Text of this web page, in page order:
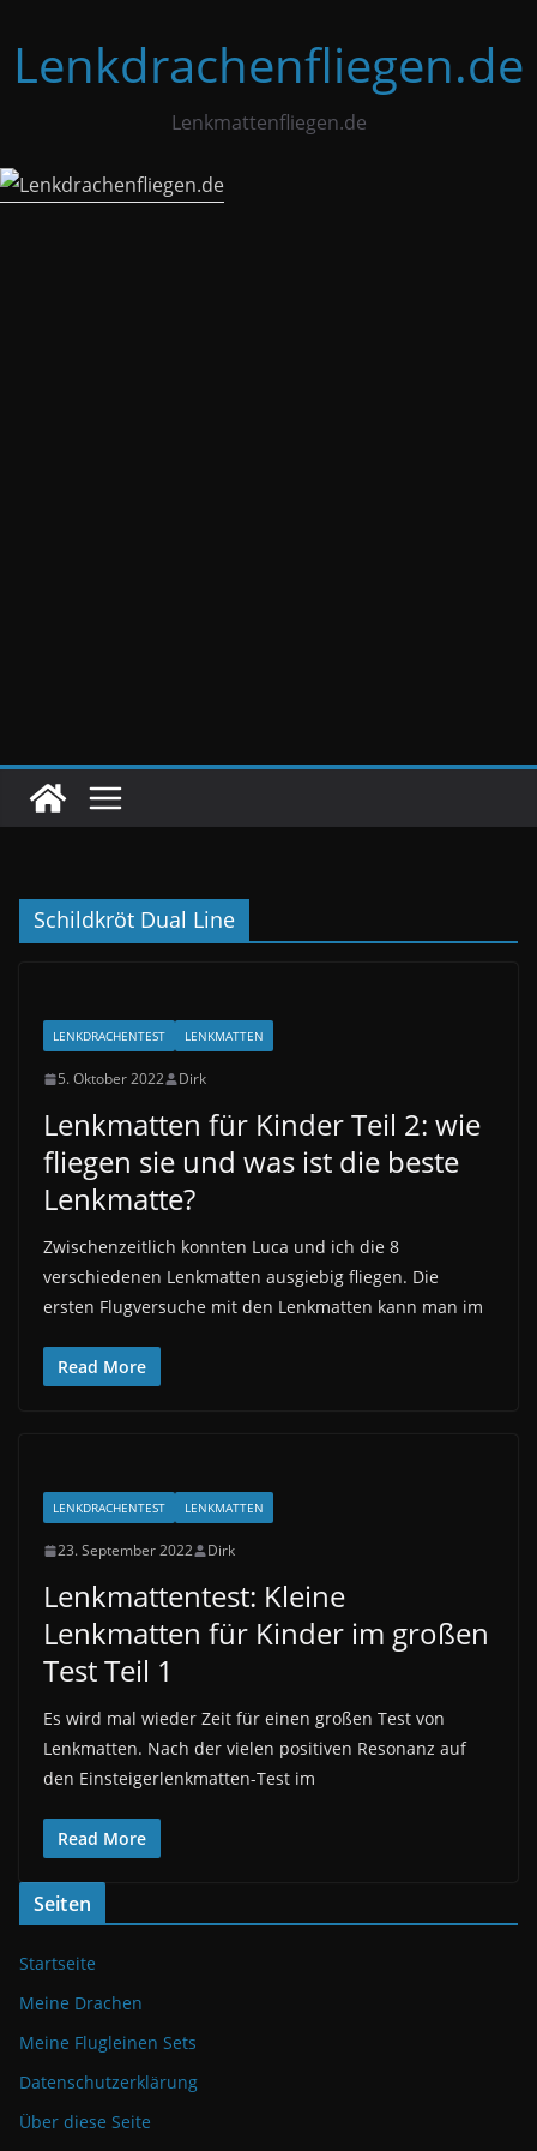
Inhalt
springen
Lenkdrachenfliegen.de
Lenkmattenfliegen.de
Schildkröt Dual Line
LENKDRACHENTEST LENKMATTEN
5. Oktober 2022 Dirk
Lenkmatten für Kinder Teil 2: wie
fliegen sie und was ist die beste
Lenkmatte?
Zwischenzeitlich konnten Luca und ich die 8
verschiedenen Lenkmatten ausgiebig fliegen. Die
ersten Flugversuche mit den Lenkmatten kann man im
Read More
LENKDRACHENTEST LENKMATTEN
23. September 2022 Dirk
Lenkmattentest: Kleine
Lenkmatten für Kinder im großen
Test Teil 1
Es wird mal wieder Zeit für einen großen Test von
Lenkmatten. Nach der vielen positiven Resonanz auf
den Einsteigerlenkmatten-Test im
Read More
Seiten
Startseite
Meine Drachen
Meine Flugleinen Sets
Datenschutzerklärung
Über diese Seite